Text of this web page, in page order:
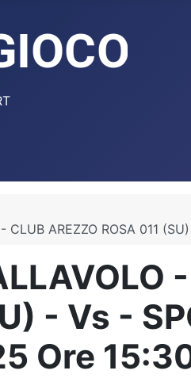
AREZZO ROSA 011
-
- Vs -
Ore